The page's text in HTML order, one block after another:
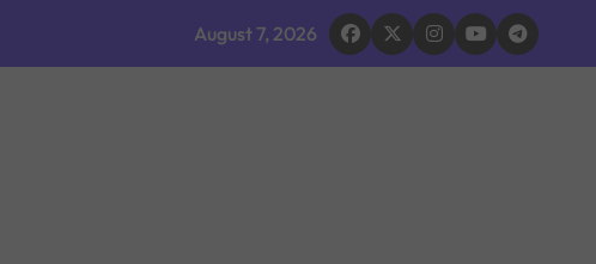
सहिद घोषणा र परिवारलाई राहत दिइने
August 7, 2026